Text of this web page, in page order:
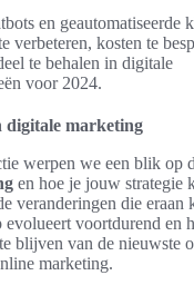
en geautomatiseerde
verbeteren, kosten te
te behalen in digitale
voor 2024.
digitale marketing
werpen we een blik op
en hoe je jouw strategie
veranderingen die eraan
voortdurend en
blijven van de nieuwste
marketing.